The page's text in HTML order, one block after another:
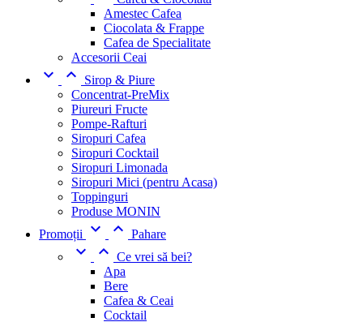
Amestec Cafea
Ciocolata & Frappe
Cafea de Specialitate
Accesorii Ceai
 
Sirop & Piure
Concentrat-PreMix
Piureuri Fructe
Pompe-Rafturi
Siropuri Cafea
Siropuri Cocktail
Siropuri Limonada
Siropuri Mici (pentru Acasa)
Toppinguri
Produse MONIN
Promoții
  Pahare
  Ce vrei să bei?
Apa
Bere
Cafea & Ceai
Cocktail